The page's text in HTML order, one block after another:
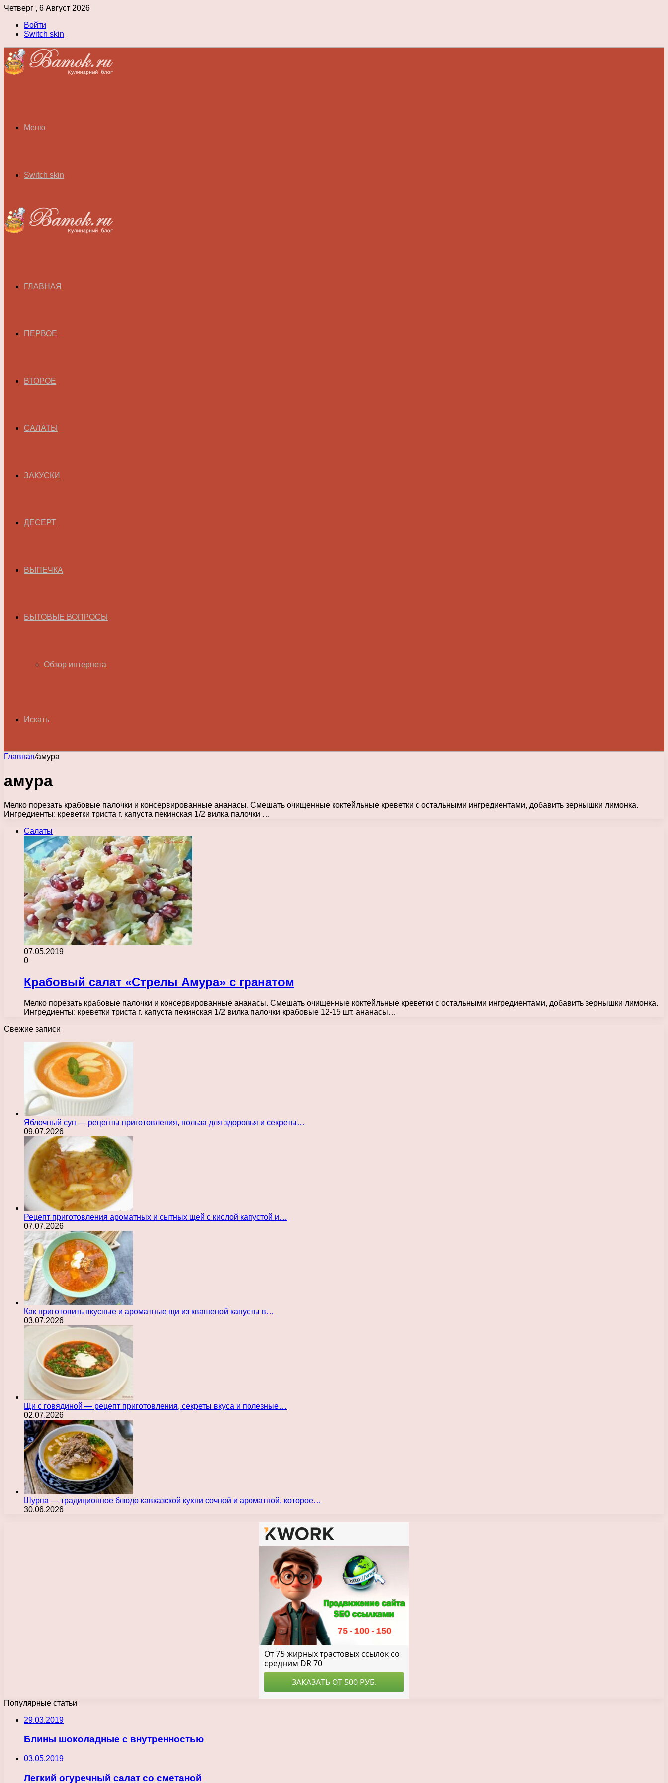
Четверг , 6 Август 2026
Войти
Switch skin
Меню
Switch skin
ГЛАВНАЯ
ПЕРВОЕ
ВТОРОЕ
САЛАТЫ
ЗАКУСКИ
ДЕСЕРТ
ВЫПЕЧКА
БЫТОВЫЕ ВОПРОСЫ
Обзор интернета
Искать
Главная/амура
амура
Мелко порезать крабовые палочки и консервированные ананасы. Смешать очищенные коктейльные креветки с остальными ингредиентами, добавить зернышки лимонка.
Ингредиенты: креветки триста г. капуста пекинская 1/2 вилка палочки …
Салаты
07.05.2019
0
Крабовый салат «Стрелы Амура» с гранатом
Мелко порезать крабовые палочки и консервированные ананасы. Смешать очищенные коктейльные креветки с остальными ингредиентами, добавить зернышки лимонка.
Ингредиенты: креветки триста г. капуста пекинская 1/2 вилка палочки крабовые 12-15 шт. ананасы…
Свежие записи
Яблочный суп — рецепты приготовления, польза для здоровья и секреты…
09.07.2026
Рецепт приготовления ароматных и сытных щей с кислой капустой и…
07.07.2026
Как приготовить вкусные и ароматные щи из квашеной капусты в…
03.07.2026
Щи с говядиной — рецепт приготовления, секреты вкуса и полезные…
02.07.2026
Шурпа — традиционное блюдо кавказской кухни сочной и ароматной, которое…
30.06.2026
Популярные статьи
29.03.2019
Блины шоколадные с внутренностью
03.05.2019
Легкий огуречный салат со сметаной